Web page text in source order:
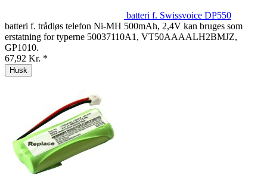
batteri f. Swissvoice DP550
batteri f. trådløs telefon Ni-MH 500mAh, 2,4V kan bruges som
erstatning for typerne 50037110A1, VT50AAAALH2BMJZ,
GP1010.
67,92 Kr. *
Husk